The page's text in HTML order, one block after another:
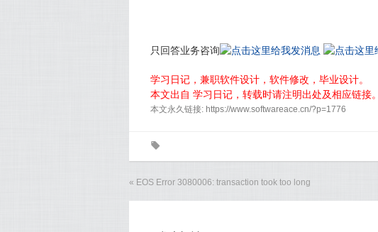
只回答业务咨询
学习日记，兼职软件设计，软件修改，毕业设计。
本文出自 学习日记，转载时请注明出处及相应链接。
本文永久链接: https://www.softwareace.cn/?p=1776
0
« EOS Error 3080006: transaction took too long